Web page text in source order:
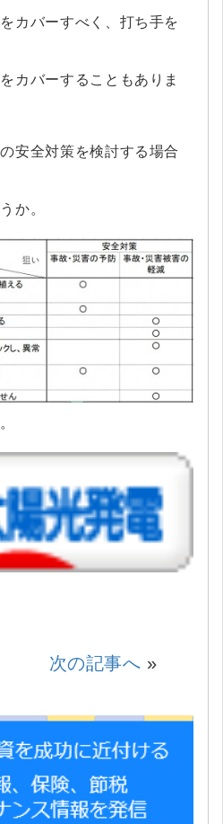
カバーすべく、打ち手を
カバーすることもありま
安全対策を検討する場合
か。
次の記事へ »